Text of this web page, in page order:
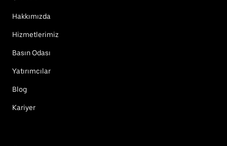
Hakkımızda
Hizmetlerimiz
Basın Odası
Yatırımcılar
Blog
Kariyer